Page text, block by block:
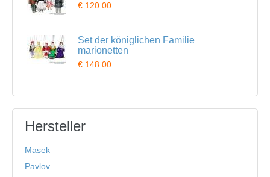
€ 120.00
Set der königlichen Familie
marionetten
€ 148.00
Hersteller
Masek
Pavlov